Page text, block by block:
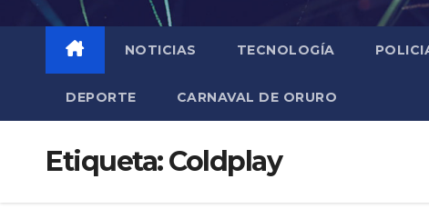
NOTICIAS TECNOLOGÍA
DEPORTE CARNAVAL DE ORURO
Etiqueta:Coldplay